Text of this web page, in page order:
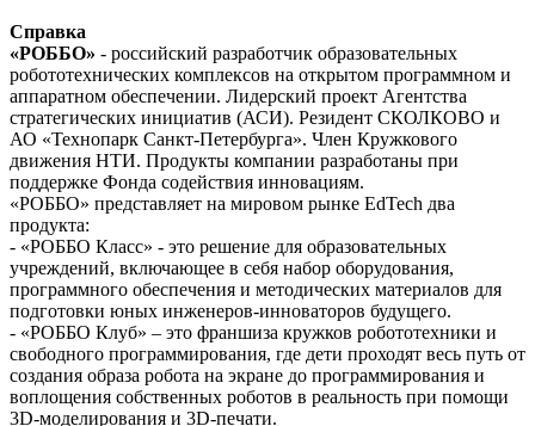
Справка
«РОББО» - российский разработчик образовательных
робототехнических комплексов на открытом программном и
аппаратном обеспечении. Лидерский проект Агентства
стратегических инициатив (АСИ). Резидент СКОЛКОВО и
АО «Технопарк Санкт-Петербурга». Член Кружкового
движения НТИ. Продукты компании разработаны при
поддержке Фонда содействия инновациям.
«РОББО» представляет на мировом рынке EdTech два
продукта:
- «РОББО Класс» - это решение для образовательных
учреждений, включающее в себя набор оборудования,
программного обеспечения и методических материалов для
подготовки юных инженеров-инноваторов будущего.
- «РОББО Клуб» – это франшиза кружков робототехники и
свободного программирования, где дети проходят весь путь от
создания образа робота на экране до программирования и
воплощения собственных роботов в реальность при помощи
3D-моделирования и 3D-печати.